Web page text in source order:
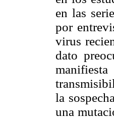
en las
por
virus
dato
la
una